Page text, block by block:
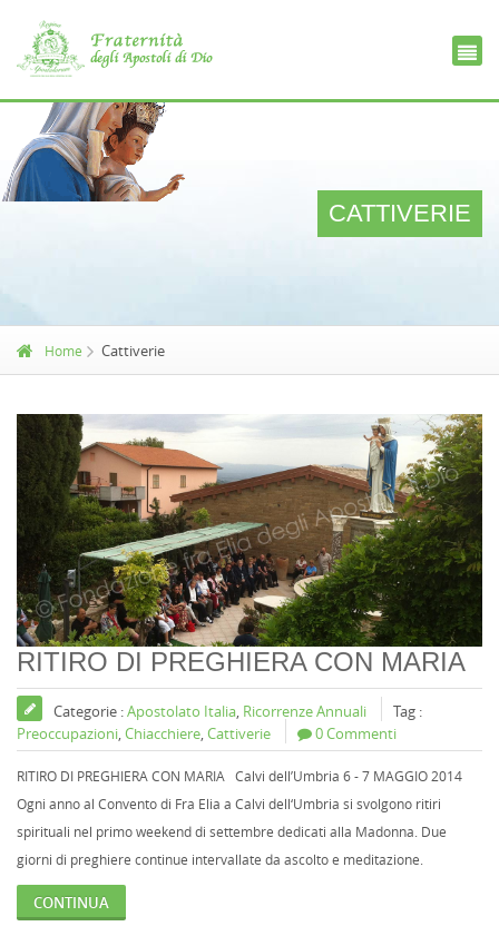
CATTIVERIE
Home Cattiverie
RITIRO DI PREGHIERA CON MARIA
Categorie :Apostolato Italia, Ricorrenze Annuali
Tag :
Preoccupazioni,Chiacchiere,Cattiverie 0 Commenti
RITIRO DI PREGHIERA CON MARIA Calvi dell’Umbria 6 - 7 MAGGIO 2014
Ogni anno al Convento di Fra Elia a Calvi dell‘Umbria si svolgono ritiri
spirituali nel primo weekend di settembre dedicati alla Madonna. Due
giorni di preghiere continue intervallate da ascolto e meditazione.
CONTINUA